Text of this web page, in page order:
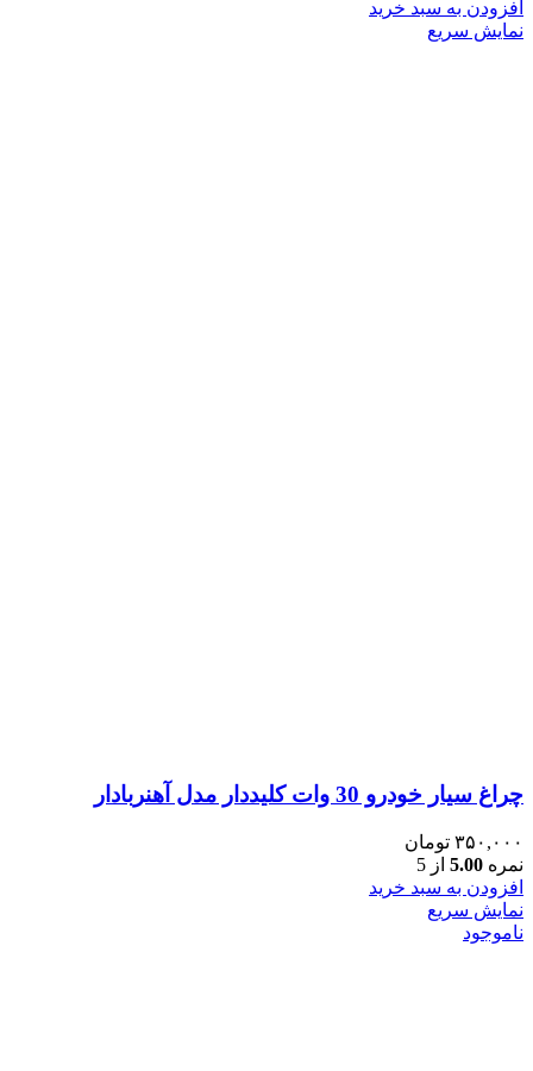
افزودن به سبد خرید
نمایش سریع
چراغ سیار خودرو 30 وات کلیددار مدل آهنربادار
۳۵۰,۰۰۰ تومان
نمره 5.00 از 5
افزودن به سبد خرید
نمایش سریع
ناموجود